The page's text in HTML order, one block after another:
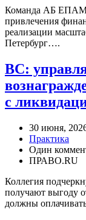
Команда АБ ЕПАМ
привлечения
реализации
Петербург….
ВС:
с
30 июня,
Практика
Один
ПРАВО.RU
Коллегия
получают выгоду
должны